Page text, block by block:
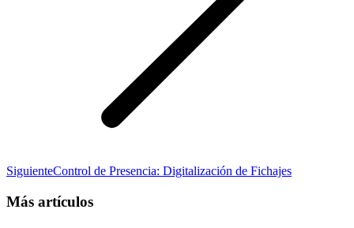
SiguientePublicación
Control de Presencia: Digitalización de Fichajes
Más artículos